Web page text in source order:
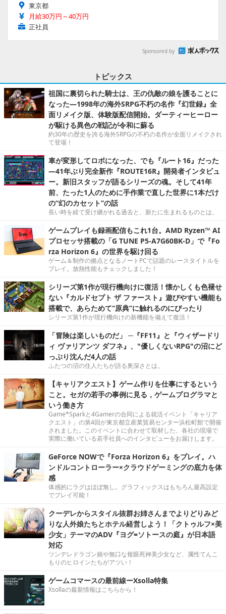
東京都
月給30万円～40万円
正社員
Sponsored by
トピックス
祖国に裏切られた騎士は、王の仇敵の娘を護ることに
なった―1998年の海外SRPG不朽の名作『幻世録』全
面リメイク版、体験版配信開始。ダーティーヒーロー
が駆ける異色の戦記が令和に蘇る
約30年の歴史を誇る海外SRPGの不朽の名作が全面リメイクされ
て登場！
車が変形してロボになった、でも『ルート16』だった
―41年ぶり完全新作『ROUTE16R』開発者インタビュ
ー。新旧スタッフが語るシリーズの魂。そして41年
前、たった1人のために手作業で直した世界に1本だけ
の“幻のカセット”の話
長い時を経て受け継がれる過去と、新たに生まれるものとは。
ゲームプレイも録画配信もこれ1台。AMD Ryzen™ AI
プロセッサ搭載の「G TUNE P5-A7G60BK-D」で『Fo
rza Horizon 6』の世界を駆け回る
ゲーム＆制作の拠点となるノートPCで話題のレースタイトルを
プレイ。放熱性能もチェックしました！
シリーズ第1作が現行機向けに復活！懐かしくも色褪せ
ない『カルドセプト ザ ファースト』遊びやすい機能も
搭載で、あらためて“原典”に触れるのにぴったり
シリーズ第1作が現行機向けの新機能を備えて復活！
「冒険は楽しいものだ」 ─『FF11』と『ウィザードリ
ィ ヴァリアンツ ダフネ』、"優しくないRPG"の沼にど
っぷり沈んだ4人の話
ふたつの沼の住人たちが語る奥深さとは。
【キャリアクエスト】ゲーム作りを仕事にするという
こと。セガの若手の事例に見る，ゲームプログラマと
いう働き方
Game*Sparkと4Gamerの合同による就活イベント「キャリア
クエスト」の第4回が東京都立産業貿易センター浜松町館で開催
されました。このイベントに合わせて取材した、各社の現場で
実際に働いている若手社員へのインタビューをお届けします。
GeForce NOWで『Forza Horizon 6』をプレイ。ハ
ンドルコントローラー×クラウドゲーミングの底力を体
感
体感的にラグはほぼ無し。グラフィックスはもちろん最高設定
でプレイ可能！
クーデレからスタイル抜群お姉さんまでよりどりみど
りな人外娘たちとホテル経営しよう！「クトゥルフ×美
少女」テーマのADV『ヨグ=ソトースの庭』が日本語
対応
ツンデレドラゴン娘や無口な複眼死神美少女など、属性てんこ
もりのヒロインたちがアツい！
ゲームコマースの最前線ーXsolla特集
Xsollaの最新情報はこちらから！